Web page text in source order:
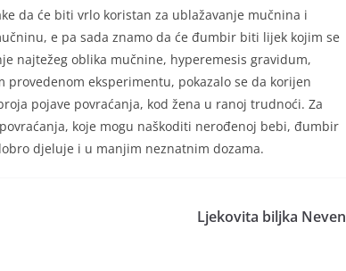
da će biti vrlo koristan za ublažavanje mučnina i
e pa sada znamo da će đumbir biti lijek kojim se
najtežeg oblika mučnine, hyperemesis gravidum,
eksperimentu, pokazalo se da korijen
pojave povraćanja, kod žena u ranoj trudnoći. Za
koje mogu naškoditi nerođenoj bebi, đumbir
djeluje i u manjim neznatnim dozama.
Ljekovita biljka Neven